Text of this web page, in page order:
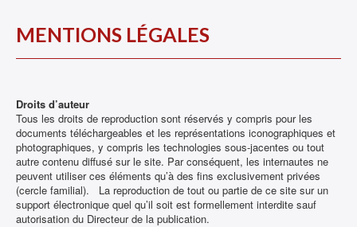
MENTIONS LÉGALES
Droits d’auteur
Tous les droits de reproduction sont réservés y compris pour les
documents téléchargeables et les représentations iconographiques et
photographiques, y compris les technologies sous-jacentes ou tout
autre contenu diffusé sur le site. Par conséquent, les internautes ne
peuvent utiliser ces éléments qu’à des fins exclusivement privées
(cercle familial). La reproduction de tout ou partie de ce site sur un
support électronique quel qu’il soit est formellement interdite sauf
autorisation du Directeur de la publication.